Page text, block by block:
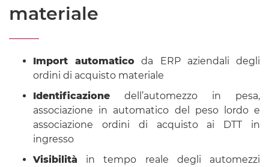
materiale
Import automatico da ERP aziendali degli
ordini di acquisto materiale
Identificazione dell’automezzo in pesa,
associazione in automatico del peso lordo e
associazione ordini di acquisto ai DTT in
ingresso
Visibilità in tempo reale degli automezzi